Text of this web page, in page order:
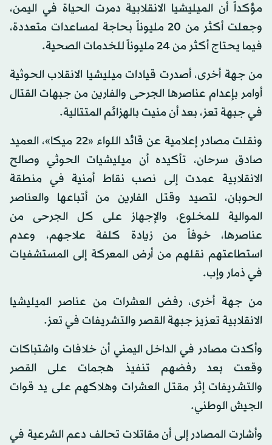
مؤكداً أن الميليشيا الانقلابية دمرت الحياة في اليمن،
وجعلت أكثر من 20 مليوناً بحاجة لمساعدات متعددة،
فيما يحتاج أكثر من 24 مليوناً للخدمات الصحية.
من جهة أخرى، أصدرت قيادات ميليشيا الانقلاب الحوثية
أوامر بإعدام عناصرها الجرحى والفارين من جبهات القتال
في جبهة تعز، بعد أن منيت بالهزائم المتتالية.
ونقلت مصادر إعلامية عن قائد اللواء «22 ميكا»، العميد
صادق سرحان، تأكيده أن ميليشيات الحوثي وصالح
الانقلابية عمدت إلى نصب نقاط أمنية في منطقة
الحوبان، لتصيد وقتل الفارين من أتباعها والعناصر
الموالية للمخلوع، والإجهاز على كل الجرحى من
عناصرها، خوفاً من زيادة كلفة علاجهم، وعدم
استطاعتهم نقلهم من أرض المعركة إلى المستشفيات
في ذمار وإب.
من جهة أخرى، رفض العشرات من عناصر الميليشيا
الانقلابية تعزيز جبهة القصر والتشريفات في تعز.
وأكدت مصادر في الداخل اليمني أن خلافات واشتباكات
وقعت بعد رفضهم تنفيذ هجمات على القصر
والتشريفات إثر مقتل العشرات وهلاكهم على يد قوات
الجيش الوطني.
وأشارت المصادر إلى أن مقاتلات تحالف دعم الشرعية في